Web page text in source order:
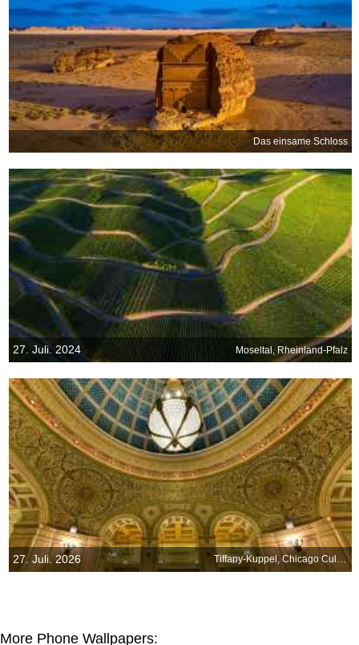
Das einsame Schloss
27. Juli. 2024 Moseltal, Rheinland-Pfalz
27. Juli. 2026 Tiffany-Kuppel, Chicago Cultural Center, Illinois, USA
More Phone Wallpapers: